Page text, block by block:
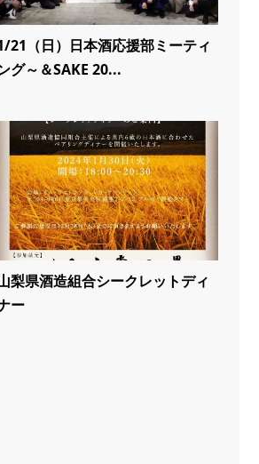
21（日）日本酒応援部ミーティ
グ～＆SAKE 20...
梨県酒造組合シークレットディ
ー